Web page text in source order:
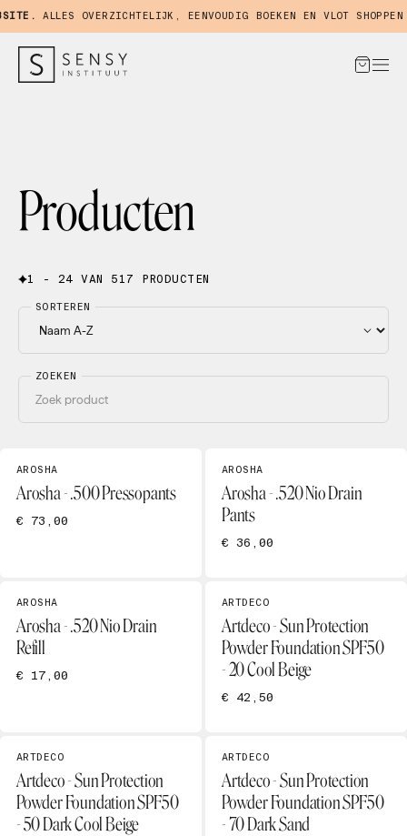
ALLES OVERZICHTELIJK, EENVOUDIG BOEKEN EN VLOT SHOPPEN IN
Producten
1 - 24 VAN 517 PRODUCTEN
ZOEKEN
SORTEREN
AROSHA
Arosha - .500 Pressopants
€ 73,00
AROSHA
Arosha - .520 Nio Drain
Pants
€ 36,00
AROSHA
Arosha - .520 Nio Drain
Refill
€ 17,00
ARTDECO
Artdeco - Sun Protection
Powder Foundation SPF50
- 20 Cool Beige
€ 42,50
ARTDECO
Artdeco - Sun Protection
Powder Foundation SPF50
- 50 Dark Cool Beige
ARTDECO
Artdeco - Sun Protection
Powder Foundation SPF50
- 70 Dark Sand